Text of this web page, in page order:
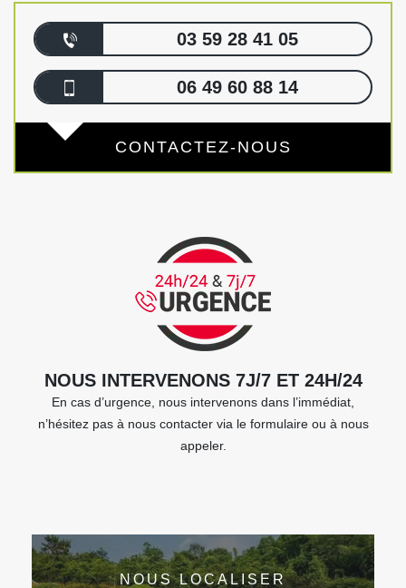
03 59 28 41 05
06 49 60 88 14
CONTACTEZ-NOUS
NOUS INTERVENONS 7J/7 ET 24H/24
En cas d’urgence, nous intervenons dans l’immédiat,
n’hésitez pas à nous contacter via le formulaire ou à nous
appeler.
NOUS LOCALISER